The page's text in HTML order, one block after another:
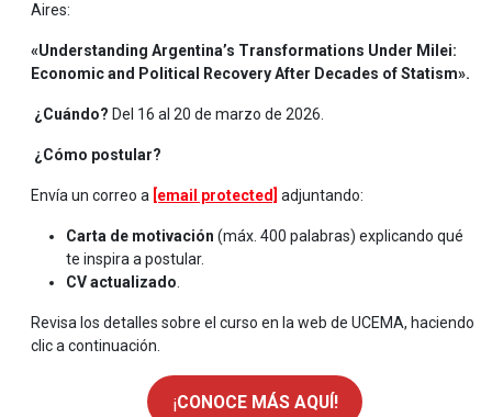
Aires:
«Understanding Argentina’s Transformations Under Milei:
Economic and Political Recovery After Decades of Statism».
¿Cuándo? Del 16 al 20 de marzo de 2026.
¿Cómo postular?
Envía un correo a [email protected] adjuntando:
Carta de motivación (máx. 400 palabras) explicando qué
te inspira a postular.
CV actualizado
Revisa los detalles sobre el curso en la web de UCEMA, haciendo
clic a continuación.
¡CONOCE MÁS AQUÍ!